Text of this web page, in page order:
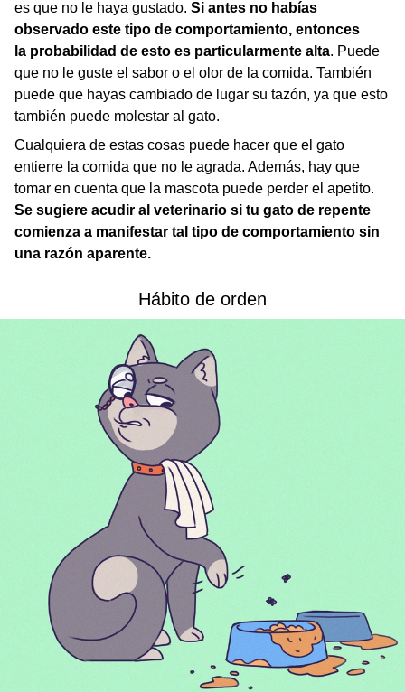
es que no le haya gustado. Si antes no habías
observado este tipo de comportamiento, entonces
la probabilidad de esto es particularmente alta. Puede
que no le guste el sabor o el olor de la comida. También
puede que hayas cambiado de lugar su tazón, ya que esto
también puede molestar al gato.
Cualquiera de estas cosas puede hacer que el gato
entierre la comida que no le agrada. Además, hay que
tomar en cuenta que la mascota puede perder el apetito.
Se sugiere acudir al veterinario si tu gato de repente
comienza a manifestar tal tipo de comportamiento sin
una razón aparente.
Hábito de orden